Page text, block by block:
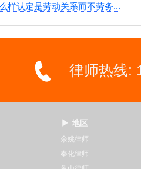
样认定是劳动关系而不劳务...
律师热线:
▶ 地区
余姚律师
奉化律师